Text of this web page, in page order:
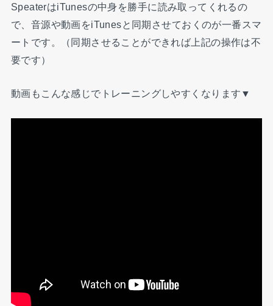
SpeaterはiTunesの中身を勝手に読み取ってくれるの
で、音源や動画をiTunesと同期させておくのが一番スマ
ートです。（同期させることができれば上記の操作は不
要です）
動画もこんな感じでトレーニングしやすくなります▼